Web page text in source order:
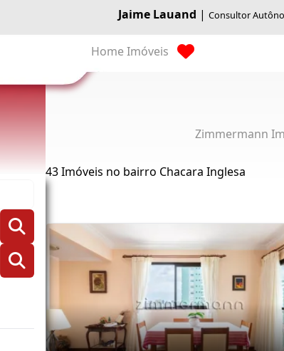
Jaime Lauand | Consultor
Home Imóveis
Zimmermann
43 Imóveis no bairro Chacara Inglesa